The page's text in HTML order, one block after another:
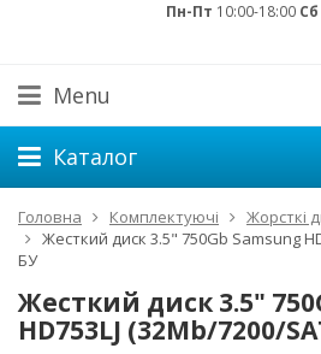
Пн-Пт 10:00-18:00 Сб
Menu
Каталог
Головна Комплектуючі
Жорсткі
Жесткий диск 3.5" 750Gb Samsung
БУ
Жесткий диск 3.5"
HD753LJ (32Mb/7200/